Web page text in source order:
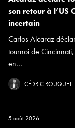
son retour à l’US
incertain
Carlos Alcaraz
tournoi de
en...
CÉDRIC
5 août 2026